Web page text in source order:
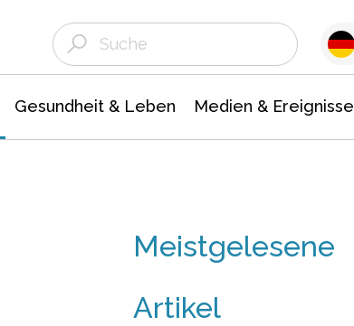
Gesundheit & Leben Medien & Ereignisse
Meistgelesene
Artikel